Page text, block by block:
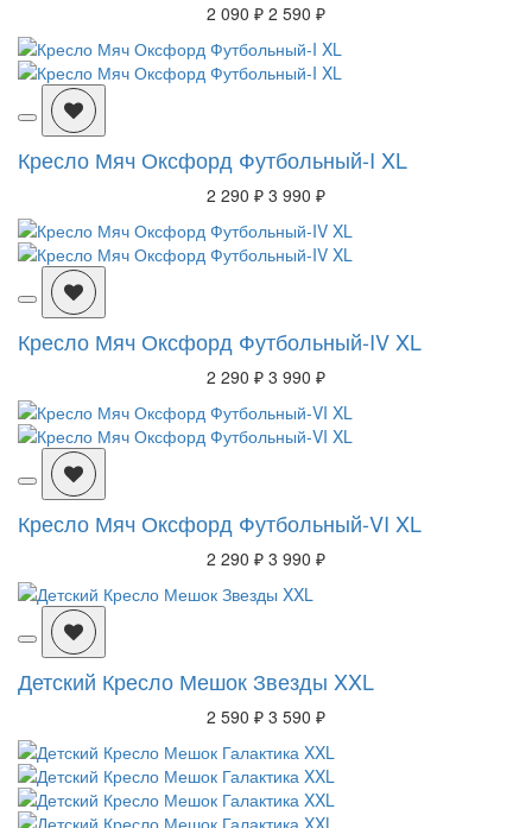
2 090 ₽ 2 590 ₽
Кресло Мяч Оксфорд Футбольный-I XL
2 290 ₽ 3 990 ₽
Кресло Мяч Оксфорд Футбольный-IV XL
2 290 ₽ 3 990 ₽
Кресло Мяч Оксфорд Футбольный-VI XL
2 290 ₽ 3 990 ₽
Детский Кресло Мешок Звезды XXL
2 590 ₽ 3 590 ₽